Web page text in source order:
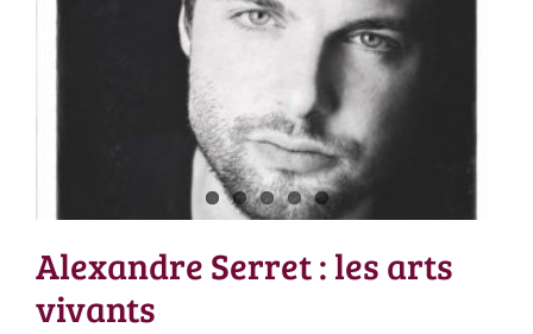
Alexandre Serret : les arts vivants
Alexandre Serret : les arts
vivants